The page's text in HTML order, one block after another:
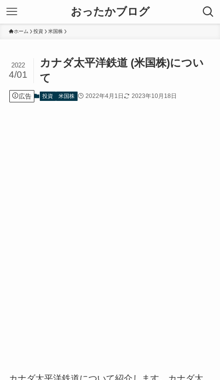
おったかブログ
ホーム 投資 米国株
カナダ太平洋鉄道 (米国株)につい
て
2022
4/01
広告 投資 米国株 2022年4月1日 2023年10月18日